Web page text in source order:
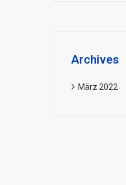
Archives
März 2022